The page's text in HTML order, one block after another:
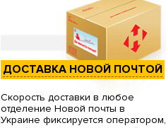
ДОСТАВКА НОВОЙ ПОЧТОЙ
Скорость доставки в любое
отделение Новой почты в
Украине фиксируется оператором,